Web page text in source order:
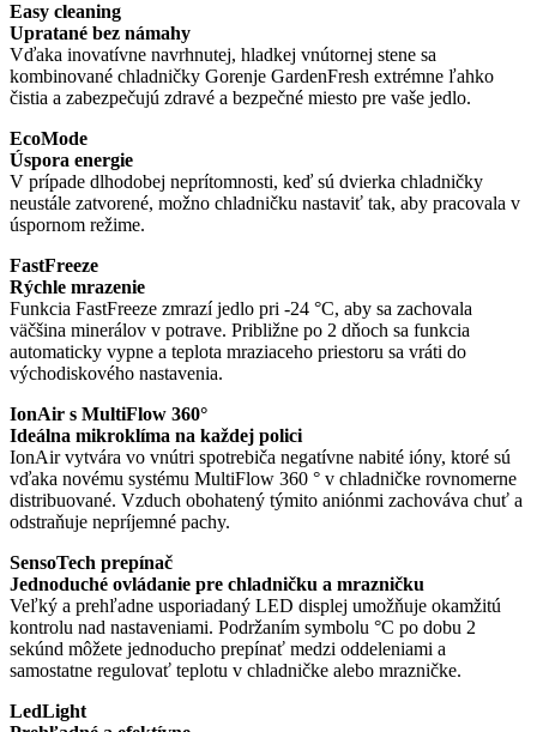
Easy cleaning
Upratané bez námahy
Vďaka inovatívne navrhnutej, hladkej vnútornej stene sa
kombinované chladničky Gorenje GardenFresh extrémne ľahko
čistia a zabezpečujú zdravé a bezpečné miesto pre vaše jedlo.
EcoMode
Úspora energie
V prípade dlhodobej neprítomnosti, keď sú dvierka chladničky
neustále zatvorené, možno chladničku nastaviť tak, aby pracovala v
úspornom režime.
FastFreeze
Rýchle mrazenie
Funkcia FastFreeze zmrazí jedlo pri -24 °C, aby sa zachovala
väčšina minerálov v potrave. Približne po 2 dňoch sa funkcia
automaticky vypne a teplota mraziaceho priestoru sa vráti do
východiskového nastavenia.
IonAir s MultiFlow 360°
Ideálna mikroklíma na každej polici
IonAir vytvára vo vnútri spotrebiča negatívne nabité ióny, ktoré sú
vďaka novému systému MultiFlow 360 ° v chladničke rovnomerne
distribuované. Vzduch obohatený týmito aniónmi zachováva chuť a
odstraňuje nepríjemné pachy.
SensoTech prepínač
Jednoduché ovládanie pre chladničku a mrazničku
Veľký a prehľadne usporiadaný LED displej umožňuje okamžitú
kontrolu nad nastaveniami. Podržaním symbolu °C po dobu 2
sekúnd môžete jednoducho prepínať medzi oddeleniami a
samostatne regulovať teplotu v chladničke alebo mrazničke.
LedLight